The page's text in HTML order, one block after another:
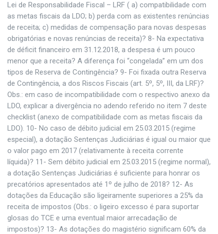
Lei de Responsabilidade Fiscal – LRF ( a) compatibilidade com
as metas fiscais da LDO; b) perda com as existentes renúncias
de receita; c) medidas de compensação para novas despesas
obrigatórias e novas renúncias de receita)? 8- Na expectativa
de déficit financeiro em 31.12.2018, a despesa é um pouco
menor que a receita? A diferença foi “congelada” em um dos
tipos de Reserva de Contingência? 9- Foi fixada outra Reserva
de Contingência, a dos Riscos Fiscais (art. 5º, 5º, III, da LRF)?
Obs.: em caso de incompatibilidade com o respectivo anexo da
LDO, explicar a divergência no adendo referido no item 7 deste
checklist (anexo de compatibilidade com as metas fiscais da
LDO). 10- No caso de débito judicial em 25.03.2015 (regime
especial), a dotação Sentenças Judiciárias é igual ou maior que
o valor pago em 2017 (relativamente à receita corrente
líquida)? 11- Sem débito judicial em 25.03.2015 (regime normal),
a dotação Sentenças Judiciárias é suficiente para honrar os
precatórios apresentados até 1º de julho de 2018? 12- As
dotações da Educação são ligeiramente superiores a 25% da
receita de impostos (Obs.: o ligeiro excesso é para suportar
glosas do TCE e uma eventual maior arrecadação de
impostos)? 13- As dotações do magistério significam 60% da